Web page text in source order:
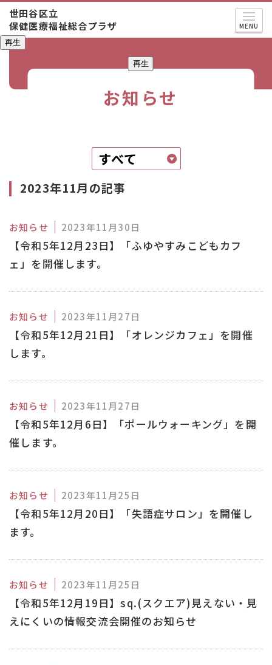
世田谷区立
保健医療福祉総合プラザ
MENU
再生
再生
お知らせ
2023年11月の記事
お知らせ 2023年11月30日
【令和5年12月23日】「ふゆやすみこどもカフ
ェ」を開催します。
お知らせ 2023年11月27日
【令和5年12月21日】「オレンジカフェ」を開催
します。
お知らせ 2023年11月27日
【令和5年12月6日】「ポールウォーキング」を開
催します。
お知らせ 2023年11月25日
【令和5年12月20日】「失語症サロン」を開催し
ます。
お知らせ 2023年11月25日
【令和5年12月19日】sq.(スクエア)見えない・見
えにくいの情報交流会開催のお知らせ